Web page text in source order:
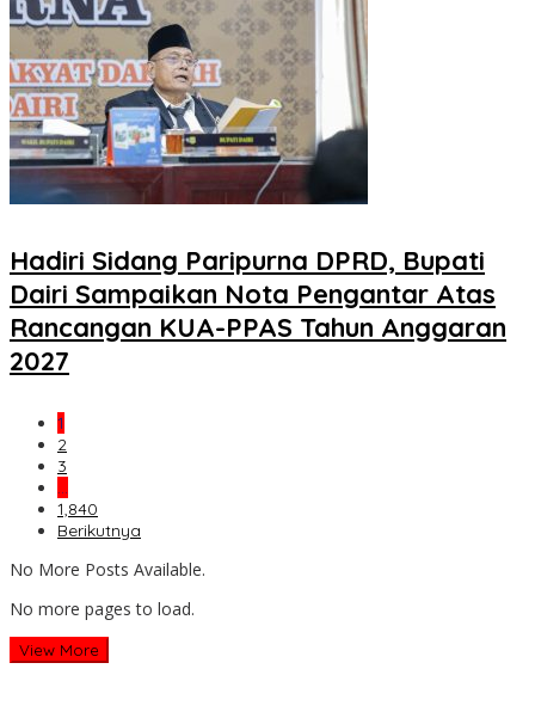
Hadiri Sidang Paripurna DPRD, Bupati
Dairi Sampaikan Nota Pengantar Atas
Rancangan KUA-PPAS Tahun Anggaran
2027
1
2
3
…
1,840
Berikutnya
No More Posts Available.
No more pages to load.
View More